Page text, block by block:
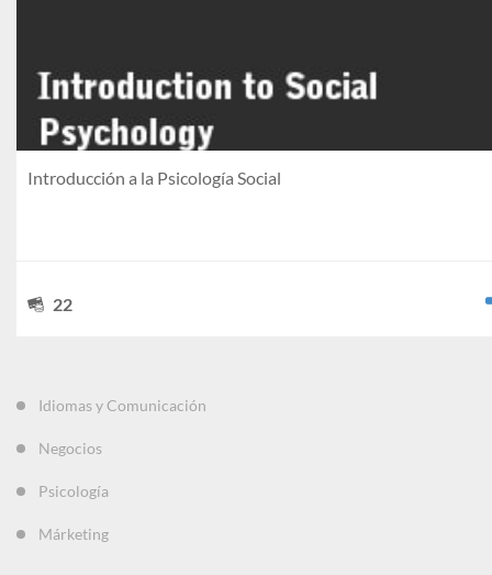
Introducción a la Psicología Social
22
Idiomas y Comunicación
Negocios
Psicología
Márketing